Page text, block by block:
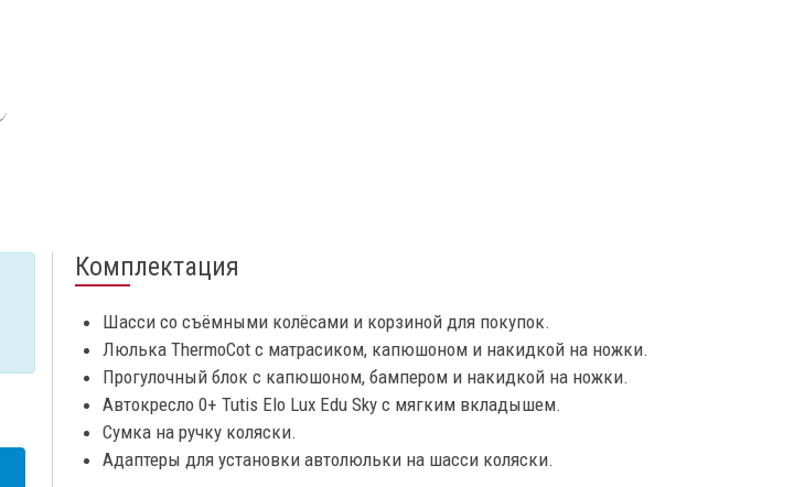
Комплектация
Шасси со съёмными колёсами и корзиной для покупок.
Люлька ThermoCot с матрасиком, капюшоном и накидкой на ножки.
Прогулочный блок с капюшоном, бампером и накидкой на ножки.
Автокресло 0+ Tutis Elo Lux Edu Sky с мягким вкладышем.
Сумка на ручку коляски.
Адаптеры для установки автолюльки на шасси коляски.